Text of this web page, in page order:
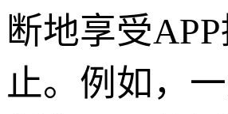
断地享受
止。例如，